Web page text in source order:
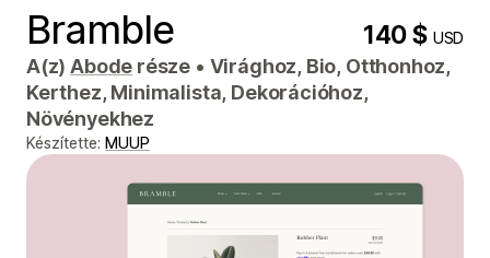
Bramble 140 $USD
A(z)Abode része • Virághoz, Bio, Otthonhoz,
Kerthez, Minimalista, Dekorációhoz,
Növényekhez
Készítette: MUUP